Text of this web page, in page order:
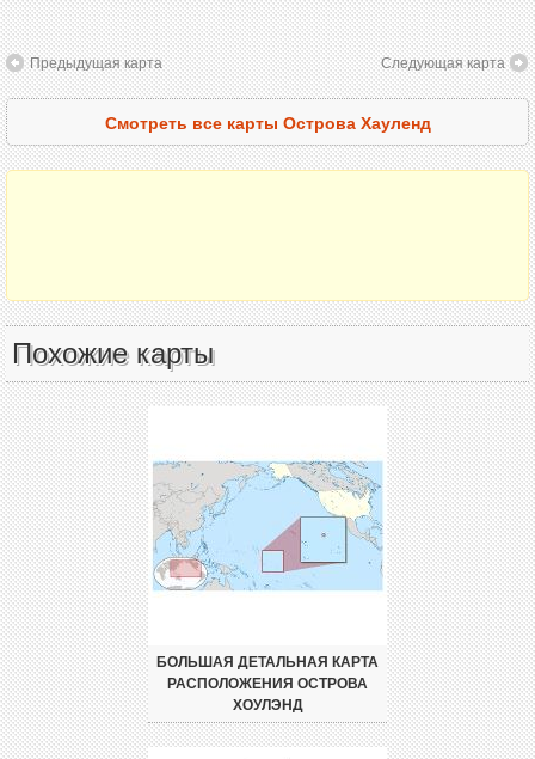
Предыдущая карта Следующая карта
Смотреть все карты Острова Хауленд
Похожие карты
БОЛЬШАЯ ДЕТАЛЬНАЯ КАРТА
РАСПОЛОЖЕНИЯ ОСТРОВА
ХОУЛЭНД